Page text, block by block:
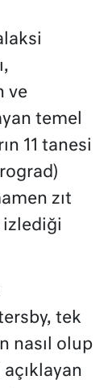
ve
temel
11 tanesi
zıt
izlediği
tek
nasıl olup